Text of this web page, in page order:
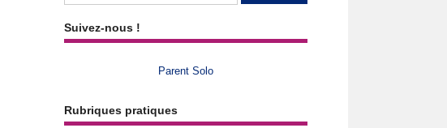
Suivez-nous !
Parent Solo
Rubriques pratiques